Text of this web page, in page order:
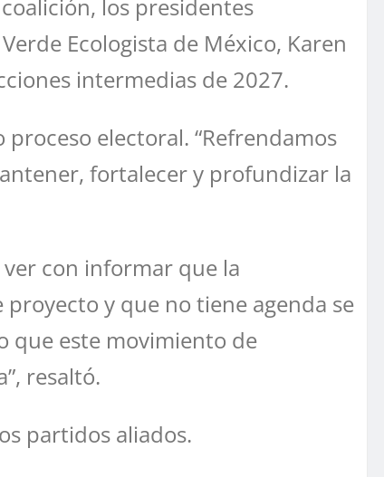
los presidentes
Ecologista de México, Karen
intermedias de 2027.
electoral. “Refrendamos
fortalecer y profundizar la
con informar que la
y que no tiene agenda se
que este movimiento de
resaltó.
partidos aliados.